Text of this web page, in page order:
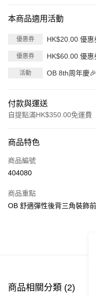
本商品適用活動
優惠券 HK$20.00 優惠
優惠券 HK$60.00 優惠
活動 OB 8th周年慶
付款與運送
自提點滿HK$350.00免運費
信用卡
Apple Pay
PayMe
每筆HK$40.00，滿
付款後順豐站及營業點
商品特色
商品編號
404080
商品重點
OB 舒適彈性後背三角裝飾
商品相關分類 (2)